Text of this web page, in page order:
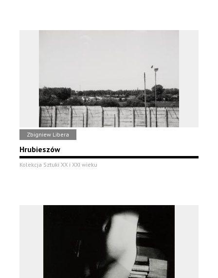
Zbigniew Libera
Hrubieszów
Kolekcja Sztuki XX i XXI wieku